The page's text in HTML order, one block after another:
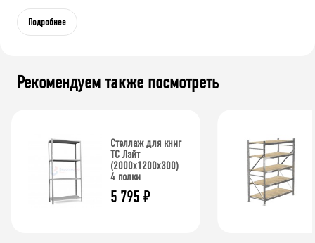
Подробнее
Рекомендуем также посмотреть
Стеллаж для книг
ТС Лайт
(2000x1200x300)
4 полки
5 795 ₽